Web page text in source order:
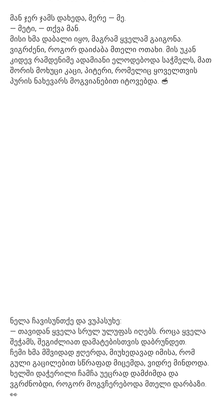
მან ჯერ ჯამს დახედა, მერე — მე.
— მეტი, — თქვა მან.
მისი ხმა დაბალი იყო, მაგრამ ყველამ გაიგონა.
ვიგრძენი, როგორ დაიძაბა მთელი ოთახი. მის უკან
კიდევ რამდენიმე ადამიანი ელოდებოდა საჭმელს, მათ
შორის მოხუცი კაცი, პიტერი, რომელიც ყოველთვის
პურის ნახევარს მოგვიანებით იტოვებდა. 🥣
ნელა ჩავისუნთქე და ვუპასუხე:
— თავიდან ყველა სრულ ულუფას იღებს. როცა ყველა
შეჭამს, შეგიძლიათ დამატებისთვის დაბრუნდეთ.
ჩემი ხმა მშვიდად ჟღერდა, მიუხედავად იმისა, რომ
გული გაცილებით სწრაფად მიცემდა, ვიდრე მინდოდა.
ხელში დაჭერილი ჩამჩა უეცრად დამძიმდა და
ვგრძნობდი, როგორ მოგვჩერებოდა მთელი დარბაზი.
👀